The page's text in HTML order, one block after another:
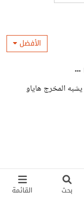
بحث القائمة
الأفضل
المخرج هاياو